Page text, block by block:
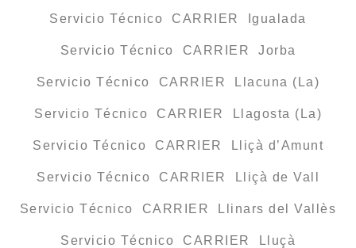
Servicio Técnico CARRIER Igualada
Servicio Técnico CARRIER Jorba
Servicio Técnico CARRIER Llacuna (La)
Servicio Técnico CARRIER Llagosta (La)
Servicio Técnico CARRIER Lliçà d’Amunt
Servicio Técnico CARRIER Lliçà de Vall
Servicio Técnico CARRIER Llinars del Vallès
Servicio Técnico CARRIER Lluçà